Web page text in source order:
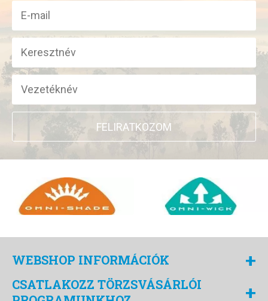
FELIRATKOZOM
WEBSHOP INFORMÁCIÓK +
CSATLAKOZZ TÖRZSVÁSÁRLÓI
+